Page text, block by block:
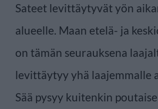
Sateet levittäytyvät yön
alueelle. Maan etelä- ja
on tämän seurauksena
levittäytyy yhä laajemmalle
Sää pysyy kuitenkin